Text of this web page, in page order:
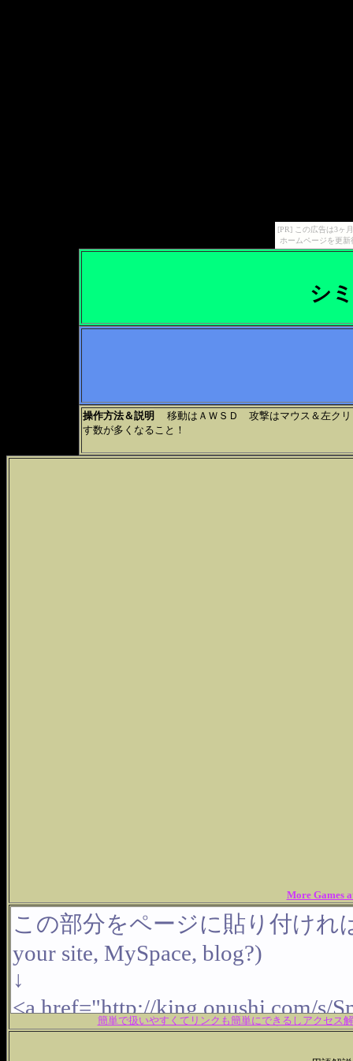
[PR] この広告は3ヶ
ホームページを更
シ
操作方法＆説明
移動はＡＷＳＤ 攻撃はマウス＆左ク
す数が多くなること！
More Games
簡単で扱いやすくてリンクも簡単にできるしアクセス